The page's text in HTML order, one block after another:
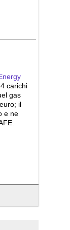
carichi
gas
il
e ne